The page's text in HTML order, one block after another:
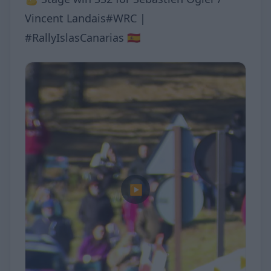
Vincent Landais#WRC |
#RallyIslasCanarias 🇪🇸
▶